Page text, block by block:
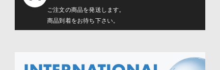
ご注文の商品を発送します。
商品到着をお待ち下さい。